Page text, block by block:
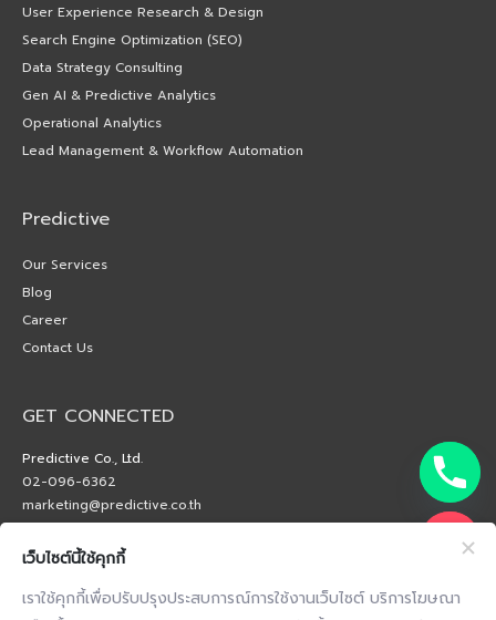
User Experience Research & Design
Search Engine Optimization (SEO)
Data Strategy Consulting
Gen AI & Predictive Analytics
Operational Analytics
Lead Management & Workflow Automation
Predictive
Our Services
Blog
Career
Contact Us
GET CONNECTED
Predictive Co., Ltd.
02-096-6362
marketing@predictive.co.th
เว็บไซต์นี้ใช้คุกกี้
เราใช้คุกกี้เพื่อปรับปรุงประสบการณ์การใช้งานเว็บไซต์ บริการโฆษณา